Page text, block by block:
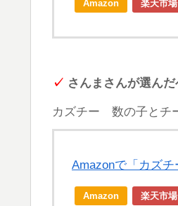
Amazon 楽天市場
✓ さんまさんが選ん
カズチー 数の子とチ
Amazonで「カズ
Amazon 楽天市場